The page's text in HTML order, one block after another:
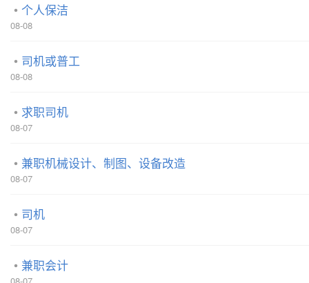
个人保洁
08-08
司机或普工
08-08
求职司机
08-07
兼职机械设计、制图、设备改造
08-07
司机
08-07
兼职会计